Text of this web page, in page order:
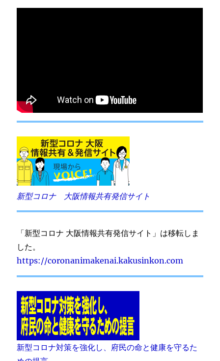
新型コロナ 大阪情報共有発信サイト
「新型コロナ 大阪情報共有発信サイト」は移転しま
した。
https://coronanimakenai.kakusinkon.com
新型コロナ対策を強化し、府民の命と健康を守るた